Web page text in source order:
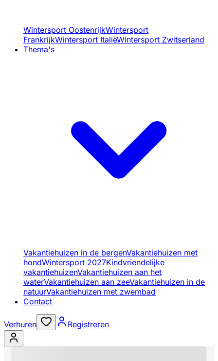
Wintersport OostenrijkWintersport
FrankrijkWintersport ItaliëWintersport Zwitserland
Thema's
Vakantiehuizen in de bergenVakantiehuizen met
hondWintersport 2027Kindvriendelijke
vakantiehuizenVakantiehuizen aan het
waterVakantiehuizen aan zeeVakantiehuizen in de
natuurVakantiehuizen met zwembad
Contact
Verhuren Registreren